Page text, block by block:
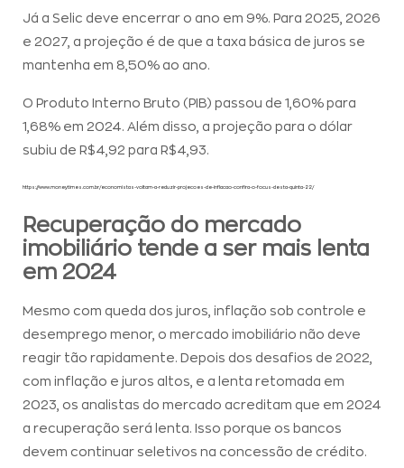
Já a Selic deve encerrar o ano em 9%. Para 2025, 2026
e 2027, a projeção é de que a taxa básica de juros se
mantenha em 8,50% ao ano.
O Produto Interno Bruto (PIB) passou de 1,60% para
1,68% em 2024. Além disso, a projeção para o dólar
subiu de R$4,92 para R$4,93.
https://www.moneytimes.com.br/economistas-voltam-a-reduzir-projecoes-de-inflacao-confira-o-focus-desta-quinta-22/
Recuperação do mercado
imobiliário tende a ser mais lenta
em 2024
Mesmo com queda dos juros, inflação sob controle e
desemprego menor, o mercado imobiliário não deve
reagir tão rapidamente. Depois dos desafios de 2022,
com inflação e juros altos, e a lenta retomada em
2023, os analistas do mercado acreditam que em 2024
a recuperação será lenta. Isso porque os bancos
devem continuar seletivos na concessão de crédito.